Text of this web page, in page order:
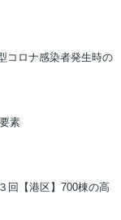
コロナ感染者発生時の
素
回【港区】700棟の高